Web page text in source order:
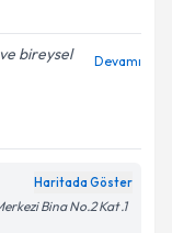
bireysel
Devamı
Haritada Göster
Bina No.2 Kat .1